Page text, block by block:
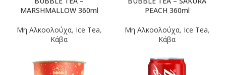
MARSHMALLOW 360ml
Μη Αλκοολούχα, Ice Tea,
Κάβα
PEACH 360ml
Μη Αλκοολούχα, Ice Tea,
Κάβα